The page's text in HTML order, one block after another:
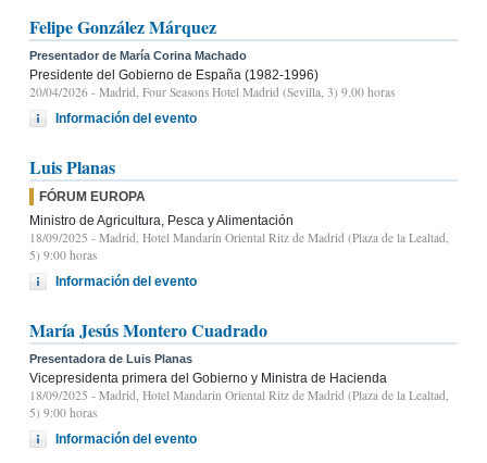
Felipe González Márquez
Presentador de María Corina Machado
Presidente del Gobierno de España (1982-1996)
20/04/2026 - Madrid, Four Seasons Hotel Madrid (Sevilla, 3) 9.00 horas
Información del evento
Luis Planas
FÓRUM EUROPA
Ministro de Agricultura, Pesca y Alimentación
18/09/2025 - Madrid, Hotel Mandarin Oriental Ritz de Madrid (Plaza de la Lealtad,
5) 9:00 horas
Información del evento
María Jesús Montero Cuadrado
Presentadora de Luis Planas
Vicepresidenta primera del Gobierno y Ministra de Hacienda
18/09/2025 - Madrid, Hotel Mandarin Oriental Ritz de Madrid (Plaza de la Lealtad,
5) 9:00 horas
Información del evento